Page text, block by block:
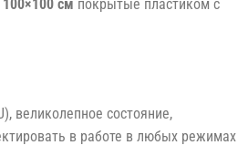
100×100 см покрытые пластиком с
великолепное состояние,
в работе в любых режимах